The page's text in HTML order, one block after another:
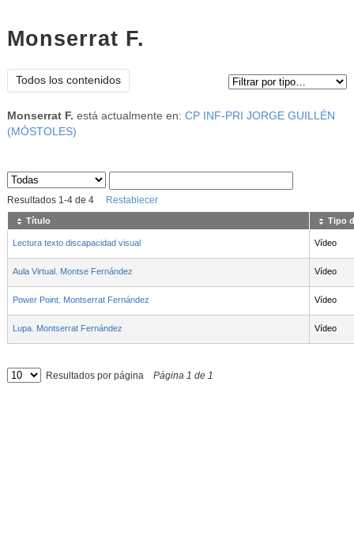
Monserrat F.
Todos los contenidos
Monserrat F. está actualmente en: CP INF-PRI JORGE GUILLÉN
(MÓSTOLES)
Sus archivos
Resultados 1-4de 4 Restablecer
Título Tipo
Lectura texto discapacidad visual Vídeo
Aula Virtual. Montse Fernández Vídeo
Power Point. Montserrat Fernández Vídeo
Lupa. Montserrat Fernández Vídeo
Resultados por página Página 1 de 1